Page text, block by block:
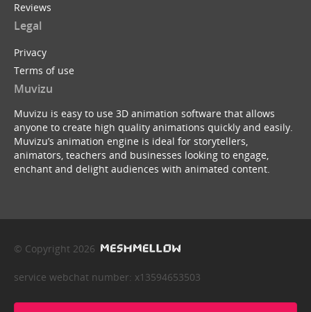
Reviews
Legal
Privacy
Terms of use
Muvizu
Muvizu is easy to use 3D animation software that allows
anyone to create high quality animations quickly and easily.
Muvizu’s animation engine is ideal for storytellers,
animators, teachers and businesses looking to engage,
enchant and delight audiences with animated content.
© Copyright 2026
service webchat number: x13594653503